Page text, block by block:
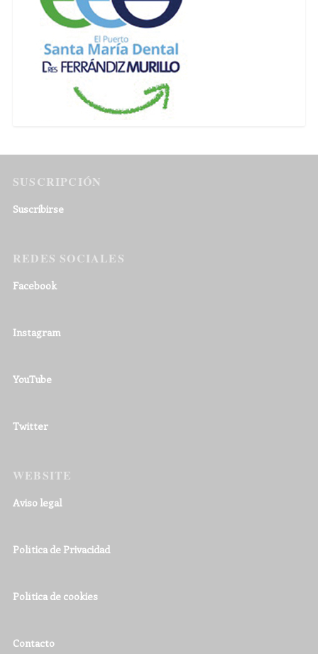
SUSCRIPCIÓN
Suscribirse
REDES SOCIALES
Facebook
Instagram
YouTube
Twitter
WEBSITE
Aviso legal
Política de Privacidad
Política de cookies
Contacto